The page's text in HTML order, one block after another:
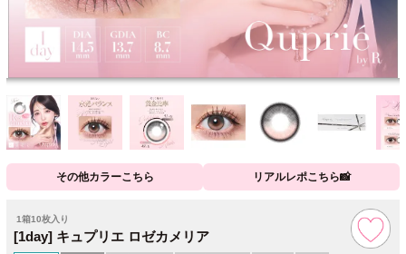
その他カラーこちら リアルレポこちら📸
1箱10枚入り
[1day] キュプリエ ロゼカメリア